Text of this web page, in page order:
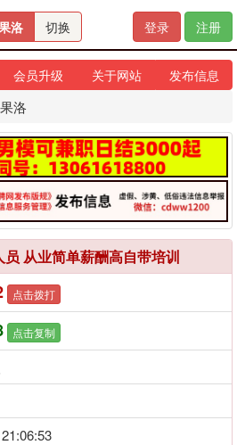
洛 切换 登录 注册
会员升级 关于网站 发布信息
果洛
从业简单薪酬高自带培训
点击拨打
点击复制